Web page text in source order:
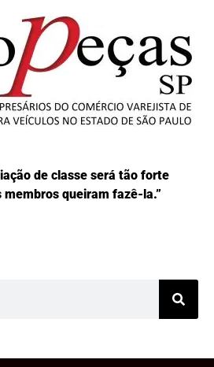
de classe será tão forte
membros queiram fazê-la.”